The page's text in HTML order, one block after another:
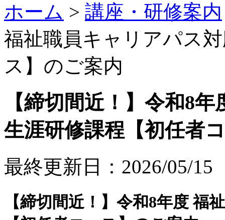
ホーム > 講座・研修案内
福祉職員キャリアパス
ス】のご案内
【締切間近！】令和8
生涯研修課程【初任者
最終更新日：2026/05/15
【締切間近！】令和8年度 福